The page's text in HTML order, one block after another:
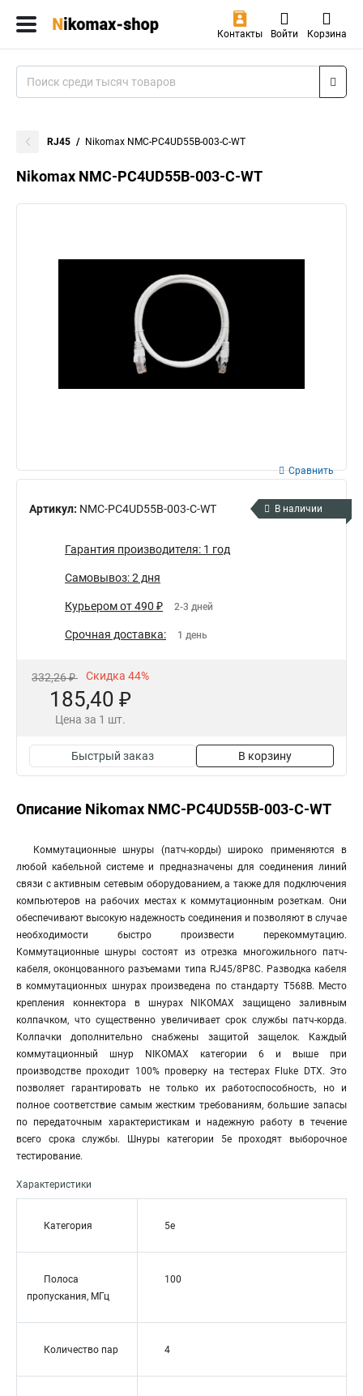
Контакты Войти Корзина
RJ45 Nikomax NMC-PC4UD55B-003-C-WT
Nikomax NMC-PC4UD55B-003-C-WT
Артикул: NMC-PC4UD55B-003-C-WT
Сравнить
В наличии
Гарантия производителя: 1 год
Самовывоз: 2 дня
Курьером от 490 ₽ 2-3 дней
Срочная доставка: 1 день
332,26 ₽ Скидка 44%
185,40 ₽
Цена за 1 шт.
Быстрый заказ В корзину
Описание Nikomax NMC-PC4UD55B-003-C-WT
Коммутационные шнуры (патч-корды) широко применяются в
любой кабельной системе и предназначены для соединения линий
связи с активным сетевым оборудованием, а также для подключения
компьютеров на рабочих местах к коммутационным розеткам. Они
обеспечивают высокую надежность соединения и позволяют в случае
необходимости быстро произвести перекоммутацию.
Коммутационные шнуры состоят из отрезка многожильного патч-
кабеля, оконцованного разъемами типа RJ45/8P8C. Разводка кабеля
в коммутационных шнурах произведена по стандарту T568B. Место
крепления коннектора в шнурах NIKOMAX защищено заливным
колпачком, что существенно увеличивает срок службы патч-корда.
Колпачки дополнительно снабжены защитой защелок. Каждый
коммутационный шнур NIKOMAX категории 6 и выше при
производстве проходит 100% проверку на тестерах Fluke DTX. Это
позволяет гарантировать не только их работоспособность, но и
полное соответствие самым жестким требованиям, большие запасы
по передаточным характеристикам и надежную работу в течение
всего срока службы. Шнуры категории 5е проходят выборочное
тестирование.
Характеристики
Категория 5e
Полоса
пропускания, МГц
100
Количество пар 4